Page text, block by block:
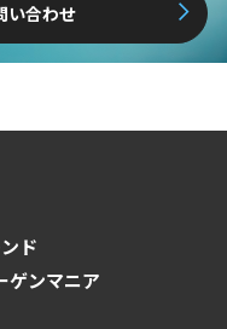
い合わせ
ド
ゲンマニア